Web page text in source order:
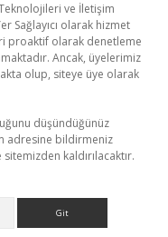
ve İletişim
Sağlayıcı olarak hizmet
proaktif olarak denetleme
Ancak, üyelerimiz
olup, siteye üye olarak
düşündüğünüz
adresine bildirmeniz
kaldırılacaktır.